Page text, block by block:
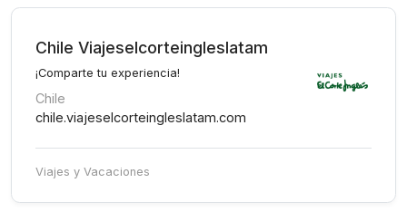
Chile Viajeselcorteingleslatam
¡Comparte tu experiencia!
Chile
chile.viajeselcorteingleslatam.com
Viajes y Vacaciones